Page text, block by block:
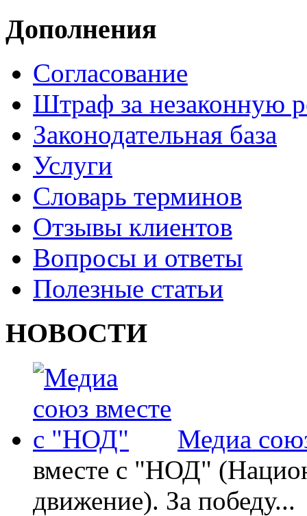
Дополнения
Согласование
Штраф за незаконную
Законодательная база
Услуги
Словарь терминов
Отзывы клиентов
Вопросы и ответы
Полезные статьи
НОВОСТИ
Медиа
вместе с "НОД"
движение). За победу...